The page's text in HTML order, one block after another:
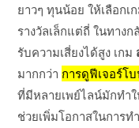
ยาวๆ ทุนน้อย ให้เลือกเ
รางวัลเล็กแต่ถี่ ในทา
รับความเสี่ยงได้สูง เกม
มากกว่า การดูฟีเจอร์โ
ที่มีหลายเพย์ไลน์มักท
ช่วยเพิ่มโอกาสในการท